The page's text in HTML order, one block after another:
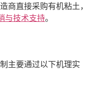
商直接采购有机粘土，
与技术支持。
主要通过以下机理实